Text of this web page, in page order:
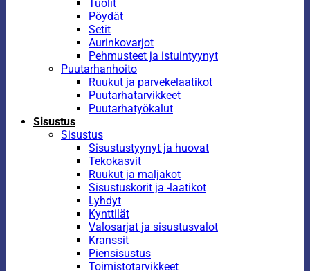
Tuolit
Pöydät
Setit
Aurinkovarjot
Pehmusteet ja istuintyynyt
Puutarhanhoito
Ruukut ja parvekelaatikot
Puutarhatarvikkeet
Puutarhatyökalut
Sisustus
Sisustus
Sisustustyynyt ja huovat
Tekokasvit
Ruukut ja maljakot
Sisustuskorit ja -laatikot
Lyhdyt
Kynttilät
Valosarjat ja sisustusvalot
Kranssit
Piensisustus
Toimistotarvikkeet